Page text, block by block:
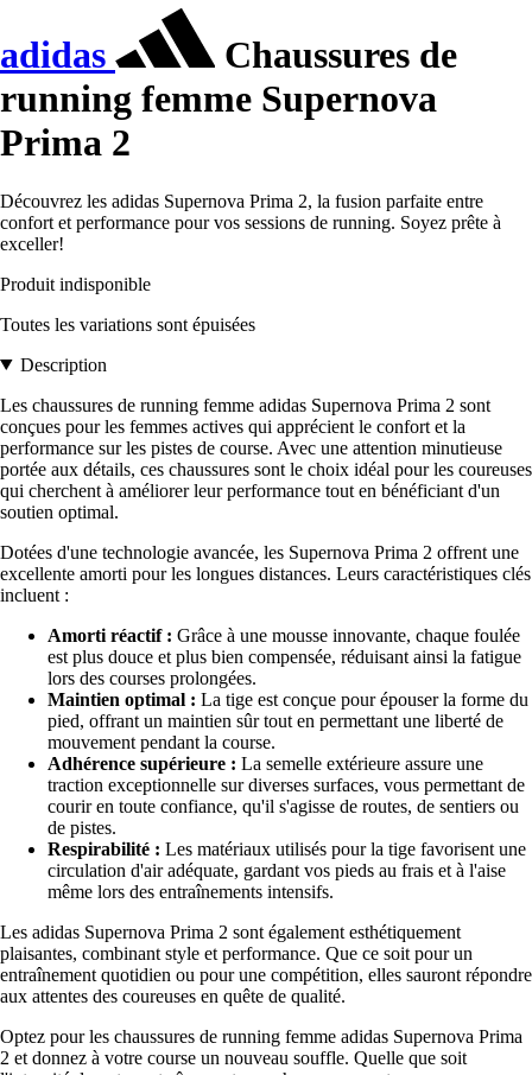
adidas
Chaussures de
running femme Supernova
Prima 2
Découvrez les adidas Supernova Prima 2, la fusion parfaite entre
confort et performance pour vos sessions de running. Soyez prête à
exceller!
Produit indisponible
Toutes les variations sont épuisées
Description
Les chaussures de running femme adidas Supernova Prima 2 sont
conçues pour les femmes actives qui apprécient le confort et la
performance sur les pistes de course. Avec une attention minutieuse
portée aux détails, ces chaussures sont le choix idéal pour les coureuses
qui cherchent à améliorer leur performance tout en bénéficiant d'un
soutien optimal.
Dotées d'une technologie avancée, les Supernova Prima 2 offrent une
excellente amorti pour les longues distances. Leurs caractéristiques clés
incluent :
Amorti réactif : Grâce à une mousse innovante, chaque foulée
est plus douce et plus bien compensée, réduisant ainsi la fatigue
lors des courses prolongées.
Maintien optimal : La tige est conçue pour épouser la forme du
pied, offrant un maintien sûr tout en permettant une liberté de
mouvement pendant la course.
Adhérence supérieure : La semelle extérieure assure une
traction exceptionnelle sur diverses surfaces, vous permettant de
courir en toute confiance, qu'il s'agisse de routes, de sentiers ou
de pistes.
Respirabilité : Les matériaux utilisés pour la tige favorisent une
circulation d'air adéquate, gardant vos pieds au frais et à l'aise
même lors des entraînements intensifs.
Les adidas Supernova Prima 2 sont également esthétiquement
plaisantes, combinant style et performance. Que ce soit pour un
entraînement quotidien ou pour une compétition, elles sauront répondre
aux attentes des coureuses en quête de qualité.
Optez pour les chaussures de running femme adidas Supernova Prima
2 et donnez à votre course un nouveau souffle. Quelle que soit